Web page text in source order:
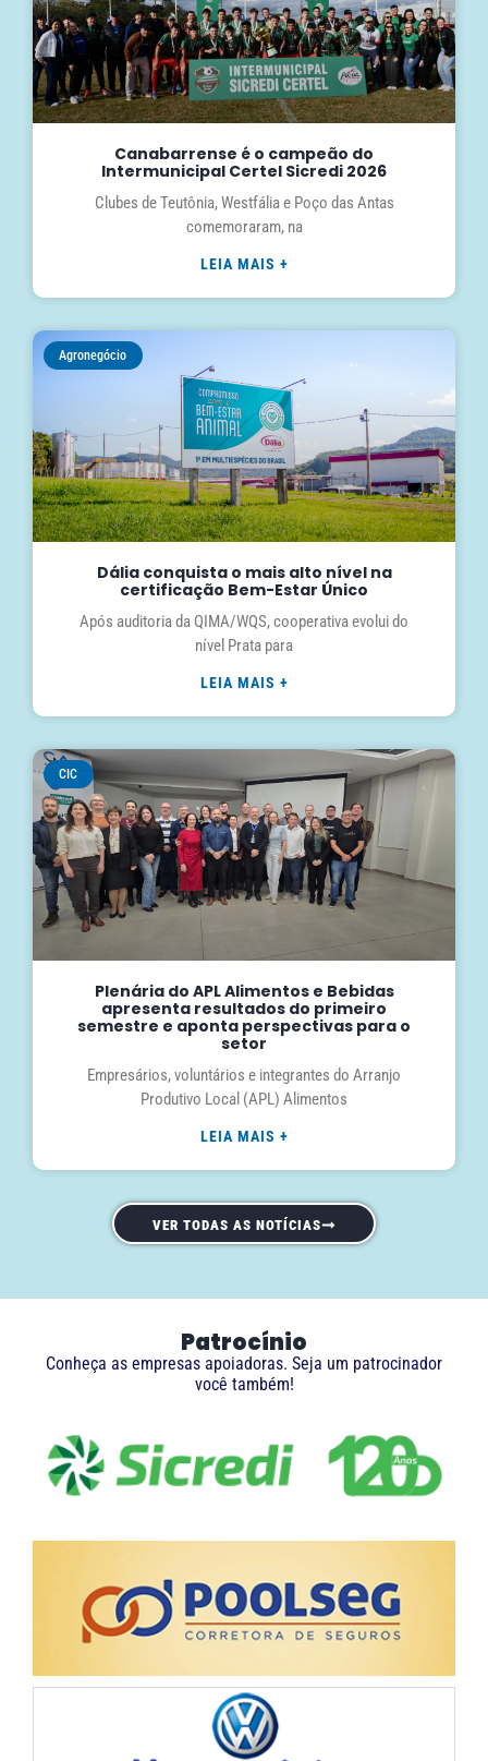
Canabarrense é o campeão do
Intermunicipal Certel Sicredi 2026
Clubes de Teutônia, Westfália e Poço das Antas
comemoraram, na
LEIA MAIS +
Agronegócio
Dália conquista o mais alto nível na
certificação Bem-Estar Único
Após auditoria da QIMA/WQS, cooperativa evolui do
nível Prata para
LEIA MAIS +
CIC
Plenária do APL Alimentos e Bebidas
apresenta resultados do primeiro
semestre e aponta perspectivas para o
setor
Empresários, voluntários e integrantes do Arranjo
Produtivo Local (APL) Alimentos
LEIA MAIS +
VER TODAS AS NOTÍCIAS
Patrocínio
Conheça as empresas apoiadoras. Seja um patrocinador
você também!